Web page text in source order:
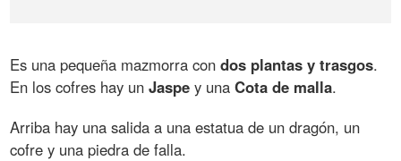
Es una pequeña mazmorra condos plantas y trasgos.
En los cofres hay unJaspe y unaCota de malla.
Arriba hay una salida a una estatua de un dragón, un
cofre y una piedra de falla.